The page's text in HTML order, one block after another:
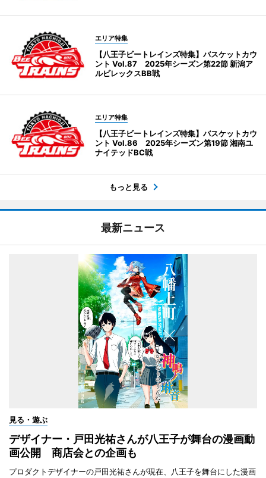
エリア特集
【八王子ビートレインズ特集】バスケットカウ
ント Vol.87 2025年シーズン第22節 新潟ア
ルビレックスBB戦
エリア特集
【八王子ビートレインズ特集】バスケットカウ
ント Vol.86 2025年シーズン第19節 湘南ユ
ナイテッドBC戦
もっと見る
最新ニュース
見る・遊ぶ
デザイナー・戸田光祐さんが八王子が舞台の漫画動
画公開 商店会との企画も
プロダクトデザイナーの戸田光祐さんが現在、八王子を舞台にした漫画